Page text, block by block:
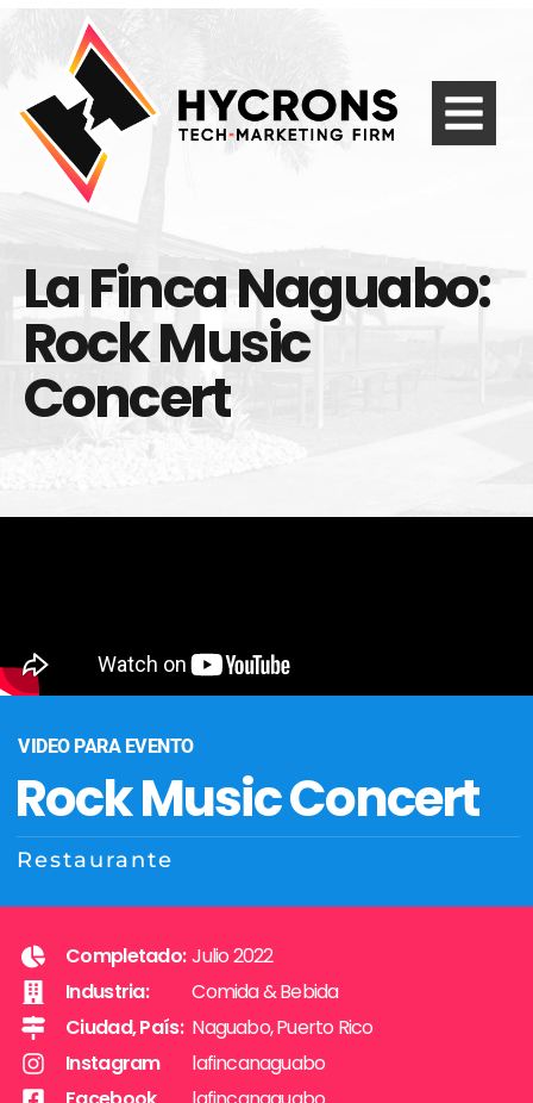
La Finca Naguabo:
Rock Music
Concert
VIDEO PARA EVENTO
Rock Music Concert
Restaurante
Completado:
Industria:
Ciudad, País:
Instagram
Julio 2022
Comida & Bebida
Naguabo, Puerto Rico
lafincanaguabo